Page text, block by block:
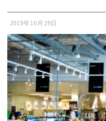
2019年10月29日